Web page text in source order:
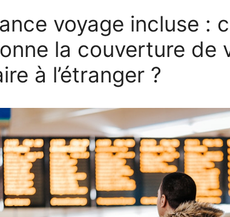
voyage incluse :
la couverture de
à l’étranger ?